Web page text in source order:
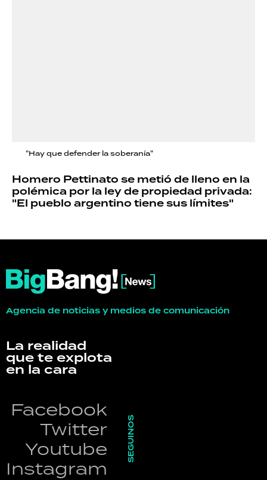
"Hay que defender la soberanía"
Homero Pettinato se metió de lleno en la
polémica por la ley de propiedad privada:
"El pueblo argentino tiene sus límites"
Agencia de noticias y medios de comunicación
La realidad
que te explota
en la cara
Facebook
Twitter
Youtube
Instagram
SEGUINOS